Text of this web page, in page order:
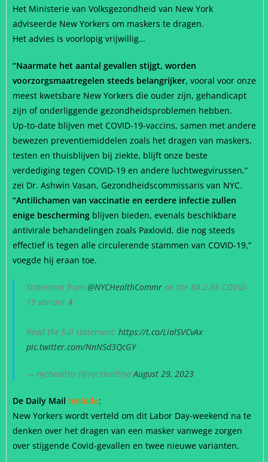
Het Ministerie van Volksgezondheid van New York
adviseerde New Yorkers om maskers te dragen.
Het advies is voorlopig vrijwillig…
“Naarmate het aantal gevallen stijgt, worden
voorzorgsmaatregelen steeds belangrijker, vooral voor onze
meest kwetsbare New Yorkers die ouder zijn, gehandicapt
zijn of onderliggende gezondheidsproblemen hebben.
Up-to-date blijven met COVID-19-vaccins, samen met andere
bewezen preventiemiddelen zoals het dragen van maskers,
testen en thuisblijven bij ziekte, blijft onze beste
verdediging tegen COVID-19 en andere luchtwegvirussen,”
zei Dr. Ashwin Vasan, Gezondheidscommissaris van NYC.
“Antilichamen van vaccinatie en eerdere infectie zullen
enige bescherming blijven bieden, evenals beschikbare
antivirale behandelingen zoals Paxlovid, die nog steeds
effectief is tegen alle circulerende stammen van COVID-19,”
voegde hij eraan toe.
Statement from @NYCHealthCommr on the BA.2.86 COVID-
19 variant ⬇️
Read the full statement: https://t.co/LialSVCvAx
pic.twitter.com/NnNSd3QcGY
— nychealthy (@nycHealthy)August 29, 2023
De Daily Mail meldde:
New Yorkers wordt verteld om dit Labor Day-weekend na te
denken over het dragen van een masker vanwege zorgen
over stijgende Covid-gevallen en twee nieuwe varianten.